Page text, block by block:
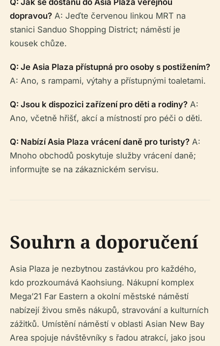
Q: Jak se dostanu do Asia Plaza veřejnou
dopravou? A: Jeďte červenou linkou MRT na
stanici Sanduo Shopping District; náměstí je
kousek chůze.
Q: Je Asia Plaza přístupná pro osoby s postižením?
A: Ano, s rampami, výtahy a přístupnými toaletami.
Q: Jsou k dispozici zařízení pro děti a rodiny? A:
Ano, včetně hřišť, akcí a místností pro péči o děti.
Q: Nabízí Asia Plaza vrácení daně pro turisty? A:
Mnoho obchodů poskytuje služby vrácení daně;
informujte se na zákaznickém servisu.
Souhrn a doporučení
Asia Plaza je nezbytnou zastávkou pro každého,
kdo prozkoumává Kaohsiung. Nákupní komplex
Mega’21 Far Eastern a okolní městské náměstí
nabízejí živou směs nákupů, stravování a kulturních
zážitků. Umístění náměstí v oblasti Asian New Bay
Area spojuje návštěvníky s řadou atrakcí, jako jsou